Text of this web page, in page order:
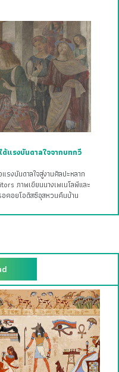
แรงบันดาลใจจากบทกวี
งบันดาลใจสู่งานศิลปะหลาก
ภาพเขียนนางเพเนโลพีและ
อคอยโอดิสซีอุสหวนคืนบ้าน